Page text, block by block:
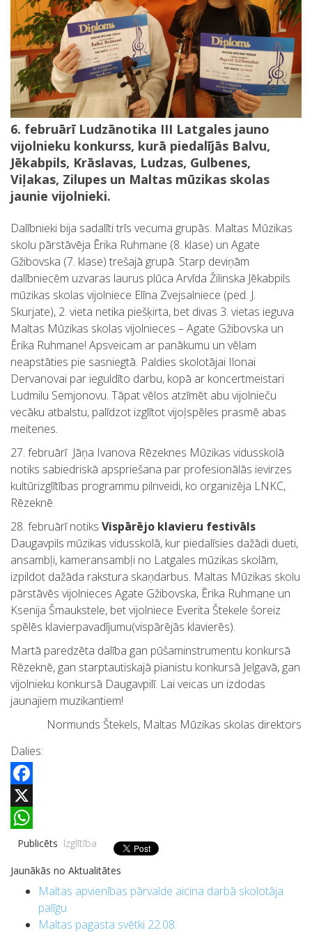
6. februārī Ludzānotika III Latgales jauno
vijolnieku konkurss, kurā piedalījās Balvu,
Jēkabpils, Krāslavas, Ludzas, Gulbenes,
Viļakas, Zilupes un Maltas mūzikas skolas
jaunie vijolnieki.
Dalībnieki bija sadalīti trīs vecuma grupās. Maltas Mūzikas
skolu pārstāvēja Ērika Ruhmane (8. klase) un Agate
Gžibovska (7. klase) trešajā grupā. Starp deviņām
dalībniecēm uzvaras laurus plūca Arvīda Žilinska Jēkabpils
mūzikas skolas vijolniece Elīna Zvejsalniece (ped. J.
Skurjate), 2. vieta netika piešķirta, bet divas 3. vietas ieguva
Maltas Mūzikas skolas vijolnieces – Agate Gžibovska un
Ērika Ruhmane! Apsveicam ar panākumu un vēlam
neapstāties pie sasniegtā. Paldies skolotājai Ilonai
Dervanovai par ieguldīto darbu, kopā ar koncertmeistari
Ludmilu Semjonovu. Tāpat vēlos atzīmēt abu vijolnieču
vecāku atbalstu, palīdzot izglītot vijoļspēles prasmē abas
meitenes.
27. februārī Jāņa Ivanova Rēzeknes Mūzikas vidusskolā
notiks sabiedriskā apspriešana par profesionālās ievirzes
kultūrizglītības programmu pilnveidi, ko organizēja LNKC,
Rēzeknē.
28. februārī notiks Vispārējo klavieru festivāls
Daugavpils mūzikas vidusskolā, kur piedalīsies dažādi dueti,
ansambļi, kameransambļi no Latgales mūzikas skolām,
izpildot dažāda rakstura skaņdarbus. Maltas Mūzikas skolu
pārstāvēs vijolnieces Agate Gžibovska, Ērika Ruhmane un
Ksenija Šmaukstele, bet vijolniece Everita Štekele šoreiz
spēlēs klavierpavadījumu(vispārējās klavierēs).
Martā paredzēta dalība gan pūšaminstrumentu konkursā
Rēzeknē, gan starptautiskajā pianistu konkursā Jelgavā, gan
vijolnieku konkursā Daugavpilī. Lai veicas un izdodas
jaunajiem muzikantiem!
Normunds Štekels, Maltas Mūzikas skolas direktors
Dalies:
Facebook
X
WhatsApp
Publicēts Izglītība
Jaunākās no Aktualitātes
Maltas apvienības pārvalde aicina darbā skolotāja
palīgu
Maltas pagasta svētki 22.08.